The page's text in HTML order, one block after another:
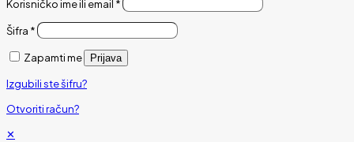
Korisničko ime ili email *
Šifra *
Zapamti me Prijava
Izgubili ste šifru?
Otvoriti račun?
✕